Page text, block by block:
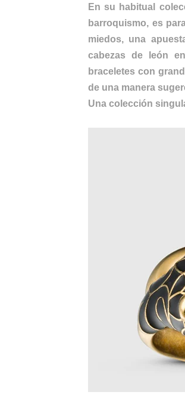
En su habitual
barroquismo, es
miedos, una
cabezas de león
braceletes con
de una manera
Una colección